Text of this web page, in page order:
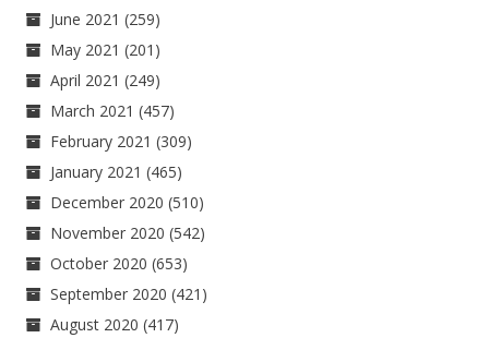
June 2021 (259)
May 2021 (201)
April 2021 (249)
March 2021 (457)
February 2021 (309)
January 2021 (465)
December 2020 (510)
November 2020 (542)
October 2020 (653)
September 2020 (421)
August 2020 (417)